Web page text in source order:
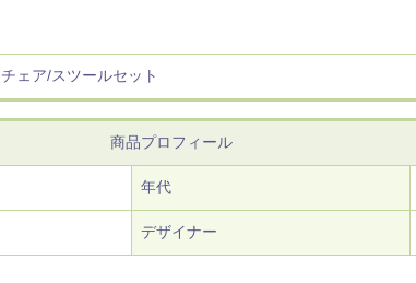
チェア/スツールセット
商品プロフィール
年代
デザイナー